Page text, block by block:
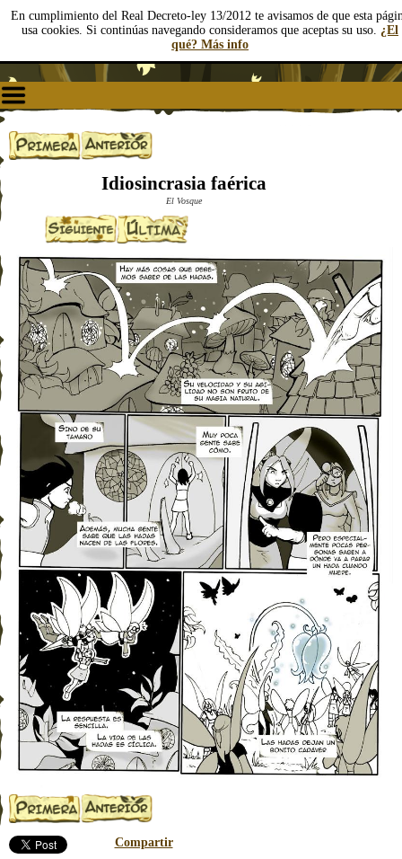
En cumplimiento del Real Decreto-ley 13/2012 te avisamos de que esta
usa cookies. Si continúas navegando consideramos que aceptas su uso. ¿El
qué? Más info
Idiosincrasia faérica
El Vosque
Compartir